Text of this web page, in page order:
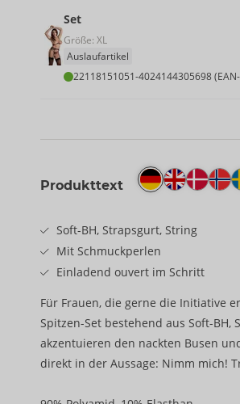
Set
Größe: XL
Auslaufartikel
22118151051-4024144305698
Produkttext
Soft-BH, Strapsgurt, String
Mit Schmuckperlen
Einladend ouvert im Schritt
Für Frauen, die gerne die Initiative
Spitzen-Set bestehend aus Soft-
akzentuieren den nackten Busen
direkt in der Aussage: Nimm mich!